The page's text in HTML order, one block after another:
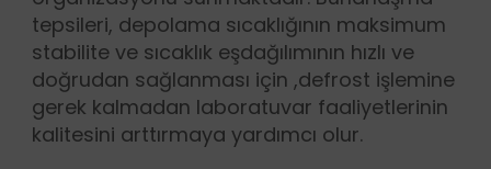
tepsileri, depolama sıcaklığının maksimum
stabilite ve sıcaklık eşdağılımının hızlı ve
doğrudan sağlanması için ,defrost işlemine
gerek kalmadan laboratuvar faaliyetlerinin
kalitesini arttırmaya yardımcı olur.